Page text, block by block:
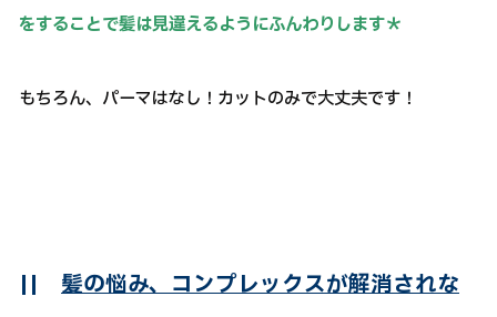
をすることで髪は見違えるようにふんわりします＊
もちろん、パーマはなし！カットのみで大丈夫です！
|| 髪の悩み、コンプレックスが解消されな